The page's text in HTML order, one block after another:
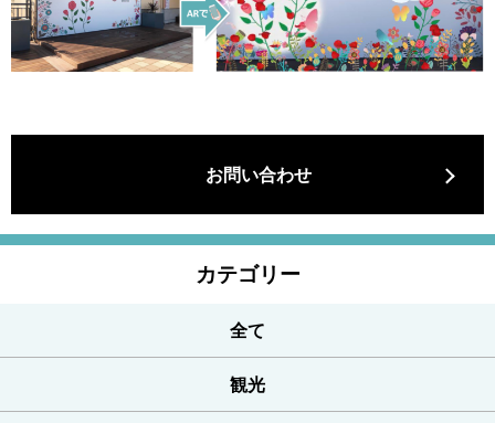
お問い合わせ
カテゴリー
全て
観光